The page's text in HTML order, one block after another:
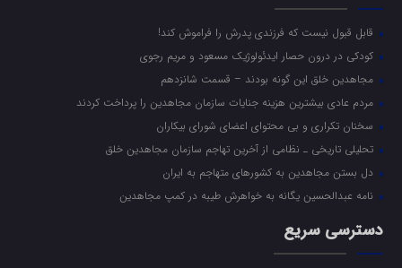
قابل قبول نیست که فرزندی پدرش را فراموش کند!
کودکی در درون حصار ایدئولوژیک مسعود و مریم رجوی
مجاهدین خلق این گونه بودند – قسمت شانزدهم
مردم عادی بیشترین هزینه جنایات سازمان مجاهدین را پرداخت کردند
سخنان تکراری و بی محتوای اعضای شورای بیکاران
تحلیلی تاریخی ـ نظامی از آخرین تهاجم سازمان مجاهدین خلق
دل بستن مجاهدین به کشورهای متهاجم به ایران
نامه عبدالحسین یگانه به خواهرش طیبه در کمپ مجاهدین
دسترسی سریع